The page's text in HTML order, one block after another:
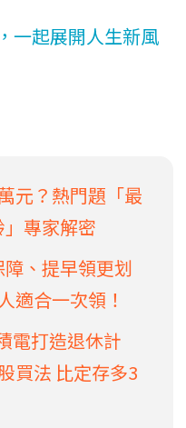
一起展開人生新風
元？熱門題「最
專家解密
、提早領更划
適合一次領！
電打造退休計
買法 比定存多3